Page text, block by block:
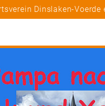
Dinslaken-Voerde